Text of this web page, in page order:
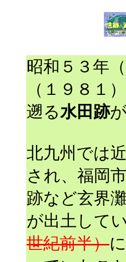
昭和５３年
（１９８１
遡る水田跡
北九州では
され、福岡
跡など玄界
が出土してい
世紀前半）